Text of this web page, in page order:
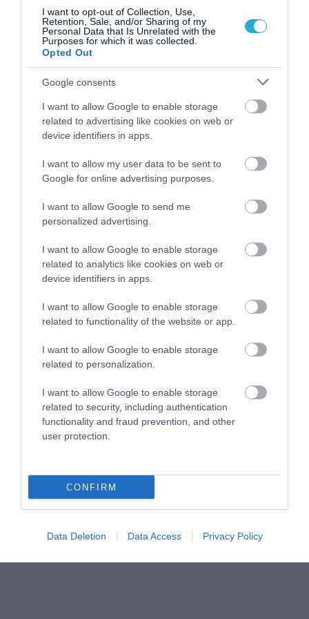
I want to opt-out of Collection, Use,
Retention, Sale, and/or Sharing of my
Personal Data that Is Unrelated with the
Purposes for which it was collected.
Opted Out
Google consents
I want to allow Google to enable storage
related to advertising like cookies on web or
device identifiers in apps.
I want to allow my user data to be sent to
Google for online advertising purposes.
I want to allow Google to send me
personalized advertising.
I want to allow Google to enable storage
related to analytics like cookies on web or
device identifiers in apps.
I want to allow Google to enable storage
related to functionality of the website or app.
I want to allow Google to enable storage
related to personalization.
I want to allow Google to enable storage
related to security, including authentication
functionality and fraud prevention, and other
user protection.
CONFIRM
Data Deletion Data Access Privacy Policy
Συνταγματική Αναθεώρηση και φορτώνει ευθύνες στη
Μυρτώ Κοροβέση στο pagenews.gr: «Η κοινωνία ζητά